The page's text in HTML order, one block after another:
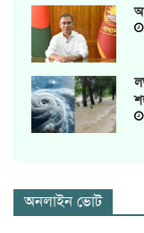
অনলাইন ভোট